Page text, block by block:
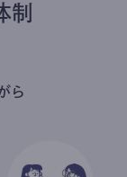
制
ら